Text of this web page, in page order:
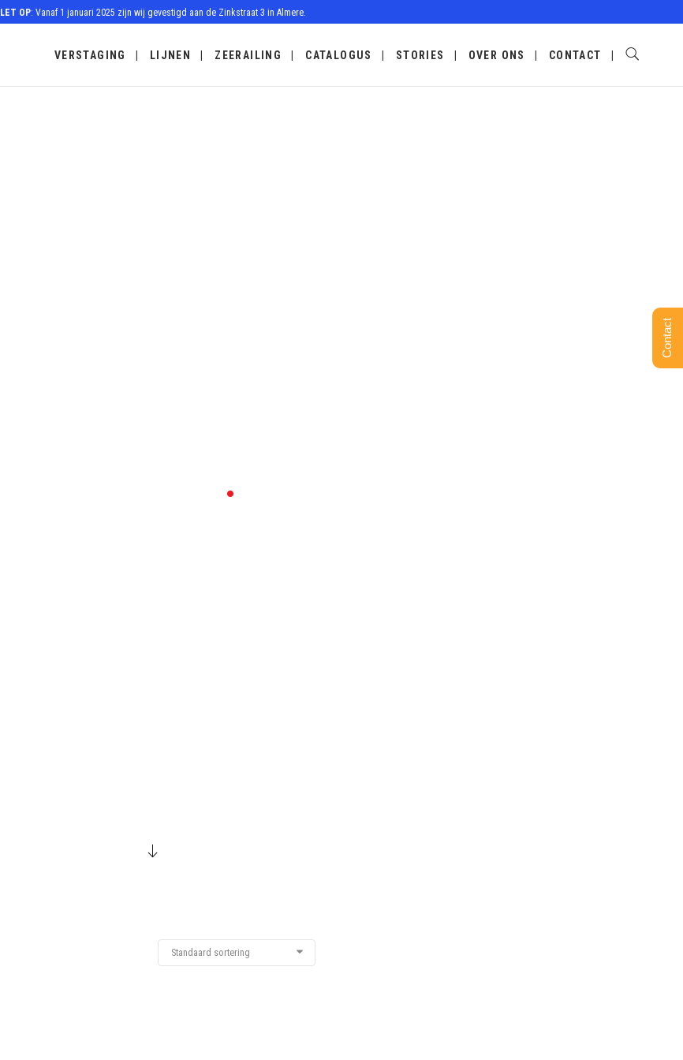
LET OP: Vanaf 1 januari 2025 zijn wij gevestigd aan de Zinkstraat 3 in Almere.
VERSTAGING LIJNEN ZEERAILING CATALOGUS STORIES OVER ONS CONTACT
.
Standaard sortering
Contact